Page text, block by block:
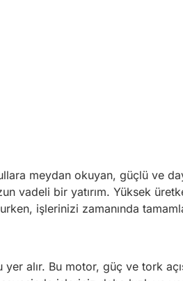
meydan okuyan, güçlü ve
vadeli bir yatırım. Yüksek
işlerinizi zamanında
alır. Bu motor, güç ve tork